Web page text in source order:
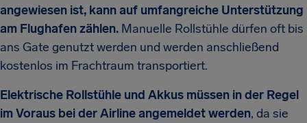
angewiesen ist, kann auf umfangreiche Unterstützung
am Flughafen zählen. Manuelle Rollstühle dürfen oft bis
ans Gate genutzt werden und werden anschließend
kostenlos im Frachtraum transportiert.
Elektrische Rollstühle und Akkus müssen in der Regel
im Voraus bei der Airline angemeldet werden, da sie